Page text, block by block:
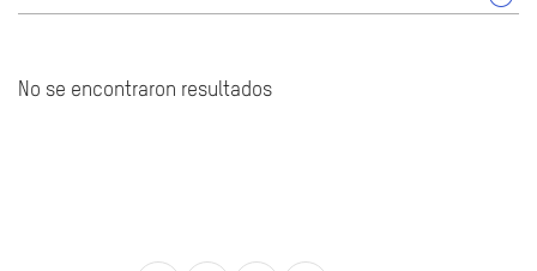
No se encontraron resultados